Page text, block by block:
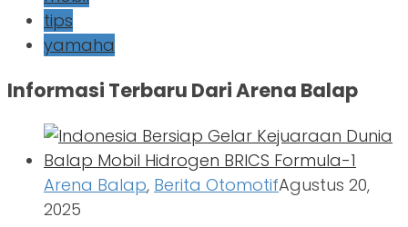
tips
yamaha
Informasi Terbaru Dari Arena Balap
Arena Balap, Berita OtomotifAgustus 20,
2025